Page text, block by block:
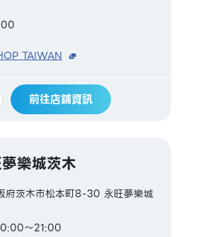
TAIWAN
前往店鋪資訊
樂城茨木
茨木市松本町8-30 永旺夢樂城
～21:00